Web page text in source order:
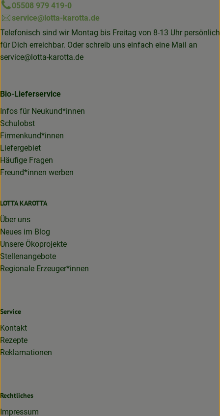
05508 979 419-0
service@lotta-karotta.de
Telefonisch sind wir Montag bis Freitag von 8-13 Uhr persönlich
für Dich erreichbar. Oder schreib uns einfach eine Mail an
service@lotta-karotta.de
Bio-Lieferservice
Infos für Neukund*innen
Schulobst
Firmenkund*innen
Liefergebiet
Häufige Fragen
Freund*innen werben
LOTTA KAROTTA
Über uns
Neues im Blog
Unsere Ökoprojekte
Stellenangebote
Regionale Erzeuger*innen
Service
Kontakt
Rezepte
Reklamationen
Rechtliches
Impressum